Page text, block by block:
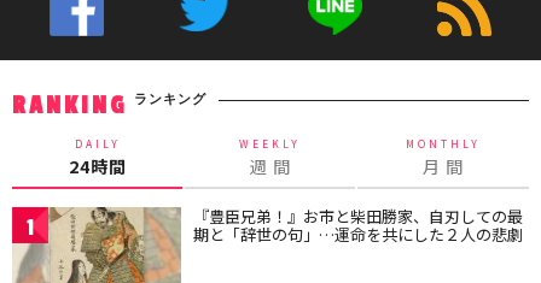
RANKING ランキング
DAILY
24時間
WEEKLY
週 間
MONTHLY
月 間
1 『豊臣兄弟！』お市と柴田勝家、自刃しての最
期と「辞世の句」…運命を共にした２人の悲劇